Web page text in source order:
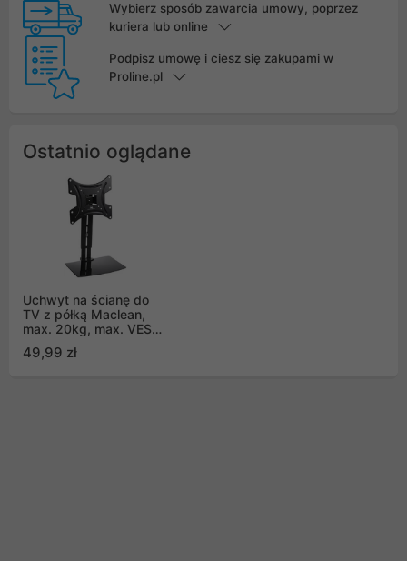
Wybierz sposób zawarcia umowy, poprzez
kuriera lub online
Podpisz umowę i ciesz się zakupami w
Proline.pl
Ostatnio oglądane
Uchwyt na ścianę do
TV z półką Maclean,
max. 20kg, max. VESA
42", MC-451
49,99 zł